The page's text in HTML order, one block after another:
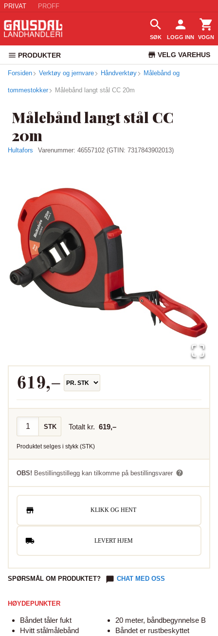
PRIVAT PROFF
SØK LOGG INN VOGN
PRODUKTER VELG VAREHUS
KUNDESERVICE
Forsiden Verktøy og jernvare Håndverktøy Målebånd og
tommestokker Målebånd langt stål CC 20m
Målebånd langt stål CC
20m
Hultafors Varenummer: 46557102 (GTIN: 7317843902013)
619,–
STK Totalt kr. 619,–
Produktet selges i stykk (STK)
OBS! Bestillingstillegg kan tilkomme på bestillingsvarer
KLIKK OG HENT
LEVERT HJEM
SPØRSMÅL OM PRODUKTET? CHAT MED OSS
HØYDEPUNKTER
Båndet tåler fukt
Hvitt stålmålebånd
20 meter, båndbegynnelse B
Båndet er rustbeskyttet